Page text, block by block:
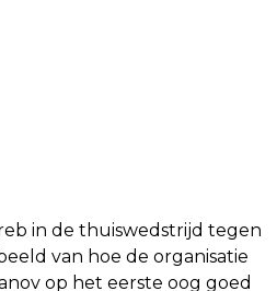
in de thuiswedstrijd tegen
van hoe de organisatie
op het eerste oog goed